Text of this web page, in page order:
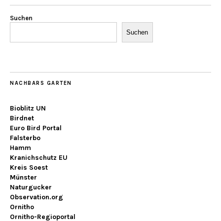
Suchen
Suchen
NACHBARS GARTEN
Bioblitz UN
Birdnet
Euro Bird Portal
Falsterbo
Hamm
Kranichschutz EU
Kreis Soest
Münster
Naturgucker
Observation.org
Ornitho
Ornitho-Regioportal